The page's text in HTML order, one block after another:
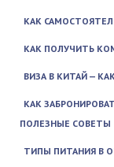
КАК
КАК ПОЛУЧИТЬ
ВИЗА В КИТАЙ —
КАК
ПОЛЕЗНЫЕ СОВЕТЫ
ТИПЫ ПИТАНИЯ В